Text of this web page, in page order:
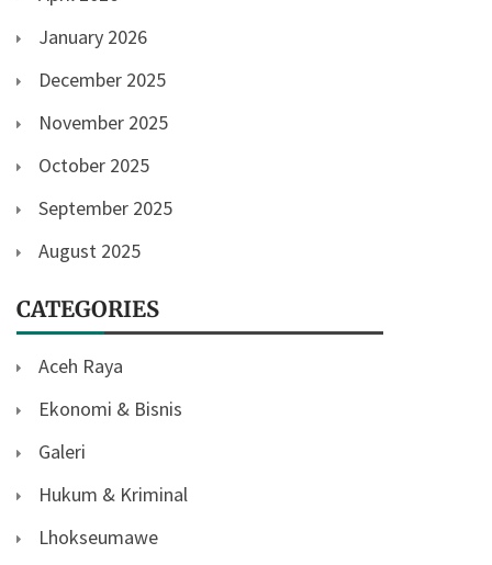
January 2026
December 2025
November 2025
October 2025
September 2025
August 2025
CATEGORIES
Aceh Raya
Ekonomi & Bisnis
Galeri
Hukum & Kriminal
Lhokseumawe